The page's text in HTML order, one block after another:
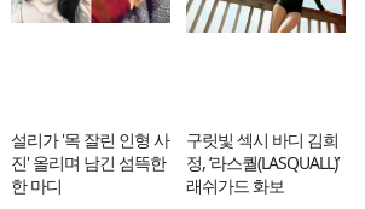
설리가 '목 잘린 인형 사
진' 올리며 남긴 섬뜩한
한 마디
구릿빛 섹시 바디 김희
정, ‘라스퀄(LASQUALL)’
래쉬가드 화보